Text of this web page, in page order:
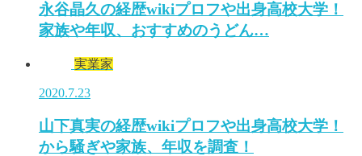
永谷晶久の経歴wikiプロフや出身高校大学！
家族や年収、おすすめのうどん…
実業家
2020.7.23
山下真実の経歴wikiプロフや出身高校大学！
から騒ぎや家族、年収を調査！